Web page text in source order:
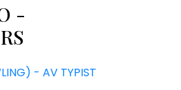
-
- AV TYPIST